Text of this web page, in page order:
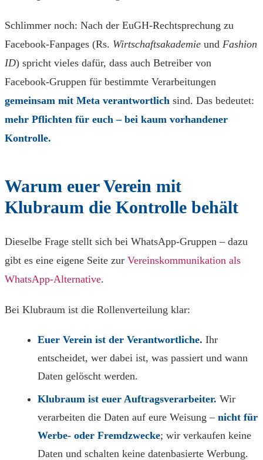
Schlimmer noch: Nach der EuGH-Rechtsprechung zu
Facebook-Fanpages (Rs. Wirtschaftsakademie und Fashion
ID) spricht vieles dafür, dass auch Betreiber von
Facebook-Gruppen für bestimmte Verarbeitungen
gemeinsam mit Meta verantwortlich sind. Das bedeutet:
mehr Pflichten für euch – bei kaum vorhandener
Kontrolle.
Warum euer Verein mit
Klubraum die Kontrolle behält
Dieselbe Frage stellt sich bei WhatsApp-Gruppen – dazu
gibt es eine eigene Seite zur Vereinskommunikation als
WhatsApp-Alternative.
Bei Klubraum ist die Rollenverteilung klar:
Euer Verein ist der Verantwortliche. Ihr
entscheidet, wer dabei ist, was passiert und wann
Daten gelöscht werden.
Klubraum ist euer Auftragsverarbeiter. Wir
verarbeiten die Daten auf eure Weisung – nicht für
Werbe- oder Fremdzwecke; wir verkaufen keine
Daten und schalten keine datenbasierte Werbung.